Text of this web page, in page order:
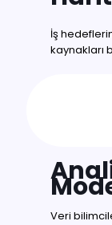
İş
kaynakları
Veri